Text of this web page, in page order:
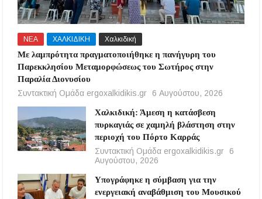
ΝΕΑ ΧΑΛΚΙΔΙΚΗ Χαλκιδική
Με λαμπρότητα πραγματοποιήθηκε η πανήγυρη του
Παρεκκλησίου Μεταμορφώσεως του Σωτήρος στην
Παραλία Διονυσίου
Συντακτική Ομάδα ergoxalkidikis.gr
6 Αυγούστου, 2026
Χαλκιδική: Άμεση η κατάσβεση
πυρκαγιάς σε χαμηλή βλάστηση στην
περιοχή του Πόρτο Καρράς
Συντακτική Ομάδα ergoxalkidikis.gr
6
Αυγούστου, 2026
Υπογράφηκε η σύμβαση για την
ενεργειακή αναβάθμιση του Μουσικού